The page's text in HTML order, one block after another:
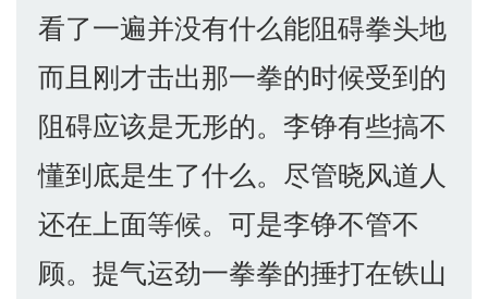
看了一遍并没有什么能阻碍拳头地
而且刚才击出那一拳的时候受到的
阻碍应该是无形的。李铮有些搞不
懂到底是生了什么。尽管晓风道人
还在上面等候。可是李铮不管不
顾。提气运劲一拳拳的捶打在铁山